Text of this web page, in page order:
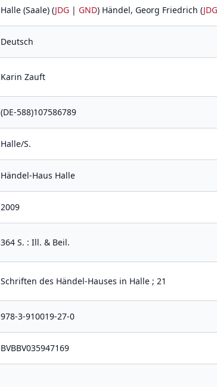
Halle (Saale) (JDG | GND) Händel, Georg Friedrich (JDG
Deutsch
Karin Zauft
(DE-588)107586789
Halle/S.
Händel-Haus Halle
2009
364 S. : Ill. & Beil.
Schriften des Händel-Hauses in Halle ; 21
978-3-910019-27-0
BVBBV035947169